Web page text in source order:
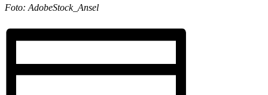
Foto: AdobeStock_Ansel